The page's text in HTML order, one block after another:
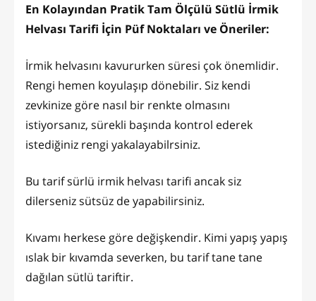
En Kolayından Pratik Tam Ölçülü Sütlü İrmik
Helvası Tarifi İçin Püf Noktaları ve Öneriler:
İrmik helvasını kavururken süresi çok önemlidir.
Rengi hemen koyulaşıp dönebilir. Siz kendi
zevkinize göre nasıl bir renkte olmasını
istiyorsanız, sürekli başında kontrol ederek
istediğiniz rengi yakalayabilrsiniz.
Bu tarif sürlü irmik helvası tarifi ancak siz
dilerseniz sütsüz de yapabilirsiniz.
Kıvamı herkese göre değişkendir. Kimi yapış yapış
ıslak bir kıvamda severken, bu tarif tane tane
dağılan sütlü tariftir.